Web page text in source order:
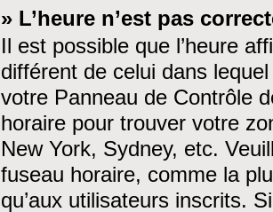
» L’heure n’est pas
Il est possible que l’heure
différent de celui dans
votre Panneau de Contrôle
horaire pour trouver votre
New York, Sydney, etc.
fuseau horaire, comme la
qu’aux utilisateurs inscrits.